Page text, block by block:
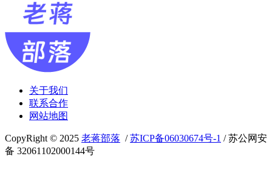
关于我们
联系合作
网站地图
CopyRight © 2025 老蒋部落 /苏ICP备06030674号-1 / 苏公网安
备 32061102000144号